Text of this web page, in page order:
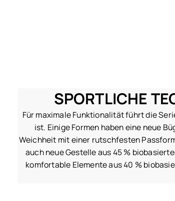
SPORTLICHE
Für maximale Funktionalität führt die
ist. Einige Formen haben eine neue
Weichheit mit einer rutschfesten
auch neue Gestelle aus 45 %
komfortable Elemente aus 40 %